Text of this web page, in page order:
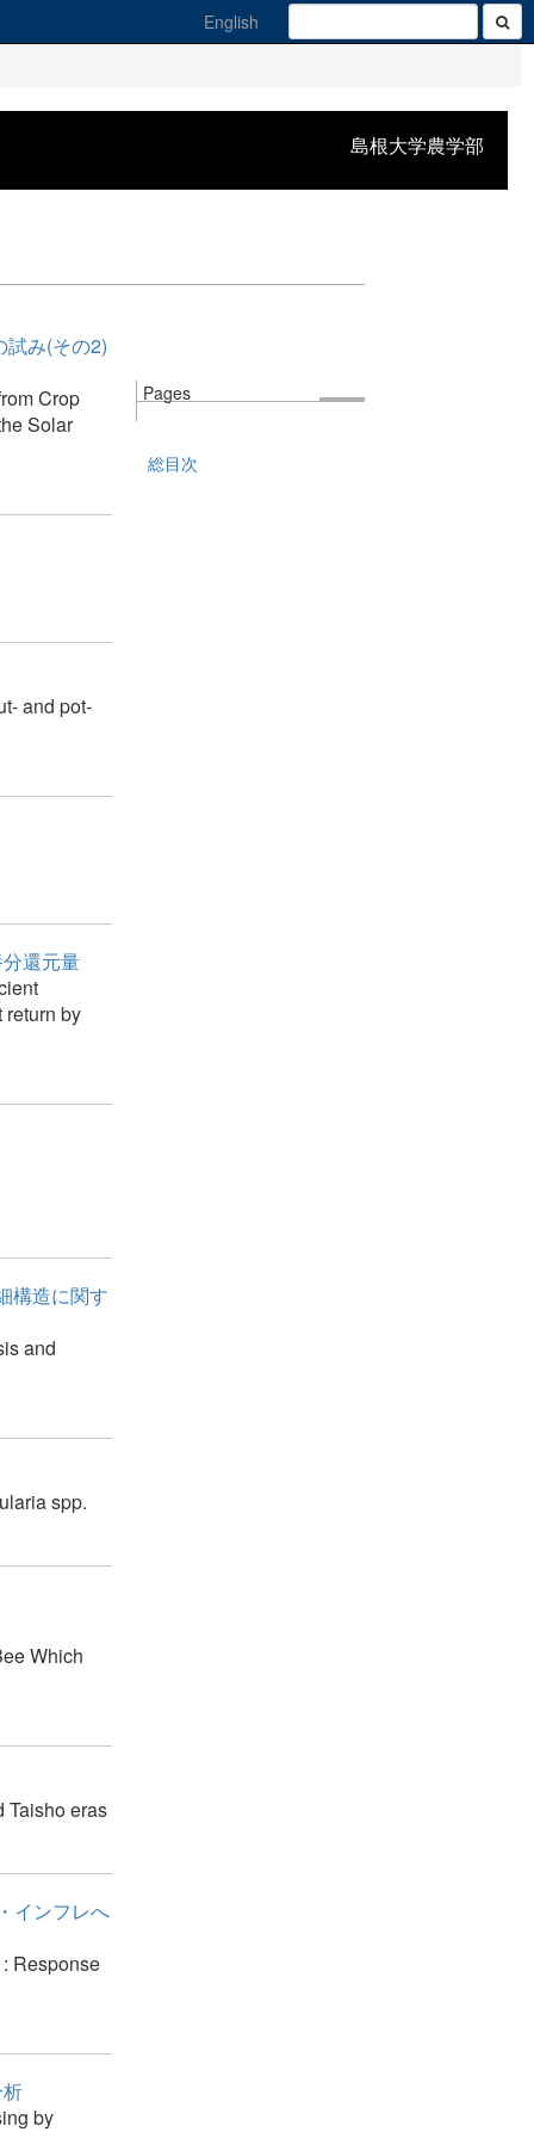
English
島根大学農学部
み(その2)
Crop
Solar
and pot-
還元量
return by
構造に関す
and
spp.
Which
Taisho eras
インフレへ
Response
by
Pages
総目次